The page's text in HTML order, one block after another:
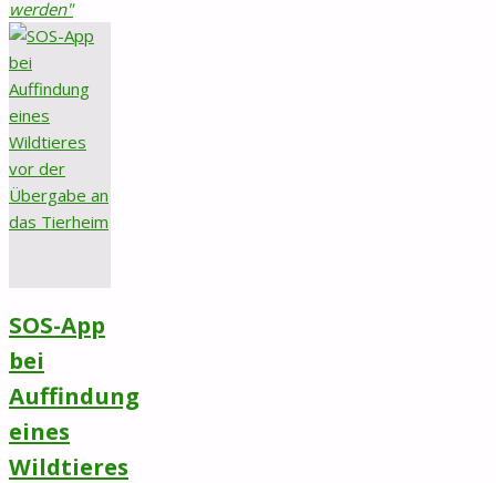
werden"
SOS-App
bei
Auffindung
eines
Wildtieres